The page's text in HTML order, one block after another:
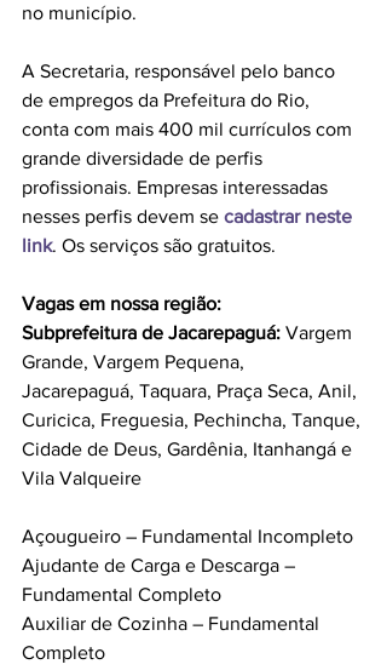
no município.
A Secretaria, responsável pelo banco
de empregos da Prefeitura do Rio,
conta com mais 400 mil currículos com
grande diversidade de perfis
profissionais. Empresas interessadas
nesses perfis devem se cadastrar neste
link. Os serviços são gratuitos.
Vagas em nossa região:
Subprefeitura de Jacarepaguá: Vargem
Grande, Vargem Pequena,
Jacarepaguá, Taquara, Praça Seca, Anil,
Curicica, Freguesia, Pechincha, Tanque,
Cidade de Deus, Gardênia, Itanhangá e
Vila Valqueire
Açougueiro – Fundamental Incompleto
Ajudante de Carga e Descarga –
Fundamental Completo
Auxiliar de Cozinha – Fundamental
Completo